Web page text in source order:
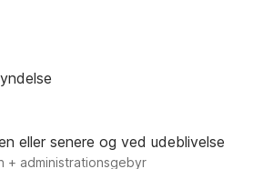
eller senere og ved udeblivelse
+ administrationsgebyr